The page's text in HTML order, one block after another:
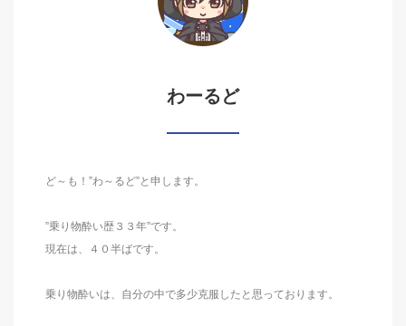
わーるど
ど～も！”わ～るど”と申します。
”乗り物酔い歴３３年”です。
現在は、４０半ばです。
乗り物酔いは、自分の中で多少克服したと思っております。